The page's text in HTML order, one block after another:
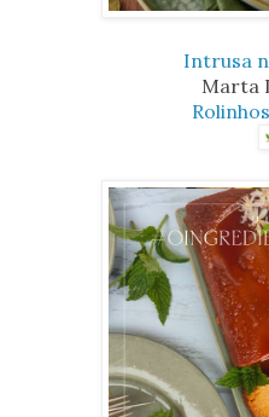
Intrusa
Marta